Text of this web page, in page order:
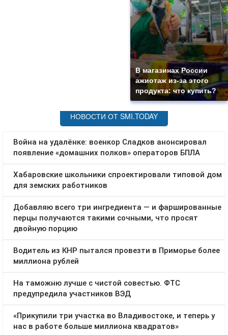
В магазинах России
ажиотаж из-за этого
продукта: что купить?